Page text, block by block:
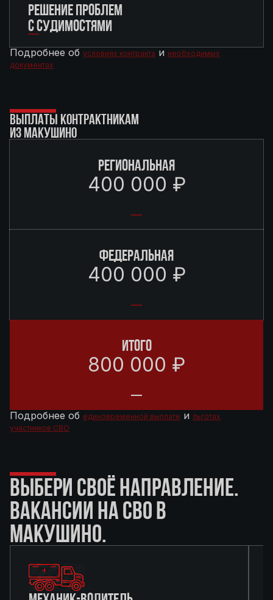
РЕШЕНИЕ ПРОБЛЕМ
С СУДИМОСТЯМИ
Подробнее об условиях контракта и необходимых
документах
ВЫПЛАТЫ КОНТРАКТНИКАМ
ИЗ МАКУШИНО
РЕГИОНАЛЬНАЯ
400 000 ₽
ФЕДЕРАЛЬНАЯ
400 000 ₽
ИТОГО
800 000 ₽
Подробнее об единовременной выплате и льготах
участников СВО
ВЫБЕРИ СВОЁ НАПРАВЛЕНИЕ.
ВАКАНСИИ НА СВО В
МАКУШИНО.